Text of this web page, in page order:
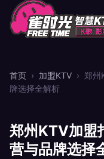
首页 › 加盟KTV › 郑州
牌选择全解析
郑州KTV加盟
营与品牌选择